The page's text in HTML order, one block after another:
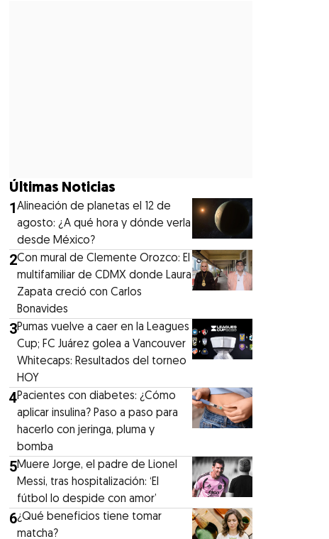
Últimas Noticias
1Alineación de planetas el 12 de
agosto: ¿A qué hora y dónde verla
desde México?
2Con mural de Clemente Orozco: El
multifamiliar de CDMX donde Laura
Zapata creció con Carlos
Bonavides
3Pumas vuelve a caer en la Leagues
Cup; FC Juárez golea a Vancouver
Whitecaps: Resultados del torneo
HOY
4Pacientes con diabetes: ¿Cómo
aplicar insulina? Paso a paso para
hacerlo con jeringa, pluma y
bomba
5Muere Jorge, el padre de Lionel
Messi, tras hospitalización: ‘El
fútbol lo despide con amor’
6¿Qué beneficios tiene tomar
matcha?